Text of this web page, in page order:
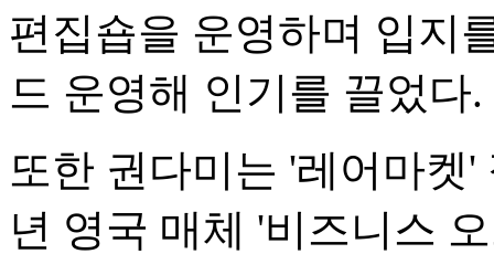
편집숍을 운영하며 입지
드 운영해 인기를 끌었다.
또한 권다미는 '레어마켓
년 영국 매체 '비즈니스